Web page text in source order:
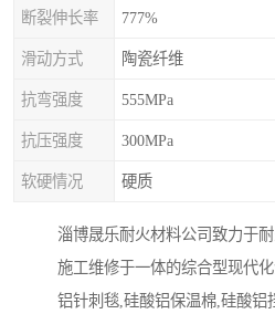
断裂伸长率 777%
滑动方式 陶瓷纤维
抗弯强度 555MPa
抗压强度 300MPa
软硬情况 硬质
淄博晟乐耐火材料公司致力于耐
施工维修于一体的综合型现代
铝针刺毯,硅酸铝保温棉,硅酸铝